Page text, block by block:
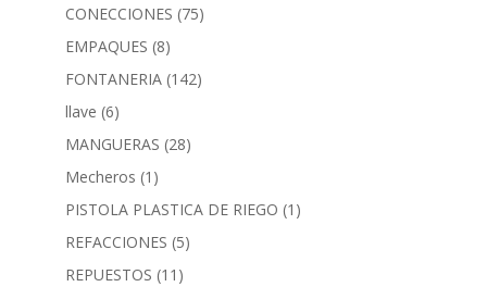
CONECCIONES (75)
EMPAQUES (8)
FONTANERIA (142)
llave (6)
MANGUERAS (28)
Mecheros (1)
PISTOLA PLASTICA DE RIEGO (1)
REFACCIONES (5)
REPUESTOS (11)